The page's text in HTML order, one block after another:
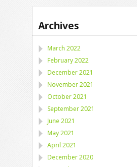
Archives
March 2022
February 2022
December 2021
November 2021
October 2021
September 2021
June 2021
May 2021
April 2021
December 2020